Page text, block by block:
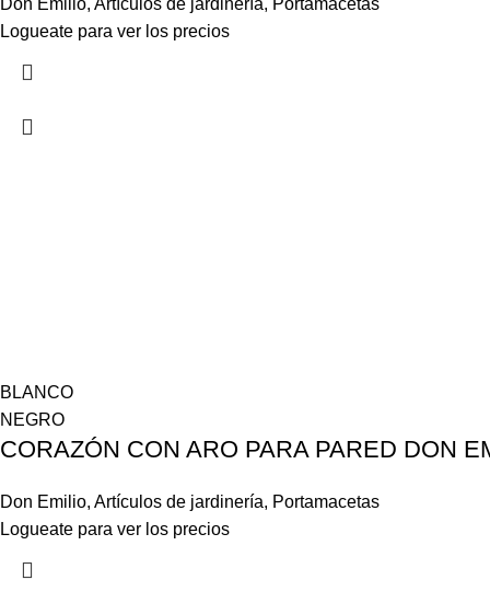
Don Emilio, Artículos de jardinería, Portamacetas
Logueate para ver los precios
BLANCO
NEGRO
CORAZÓN CON ARO PARA PARED DON
Don Emilio, Artículos de jardinería, Portamacetas
Logueate para ver los precios